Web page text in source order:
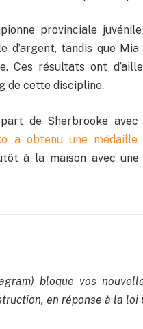
provinciale
d’argent, tandis que
Ces résultats ont
de cette discipline.
de Sherbrooke
a obtenu une
à la maison avec
bloque vos
en réponse à la loi